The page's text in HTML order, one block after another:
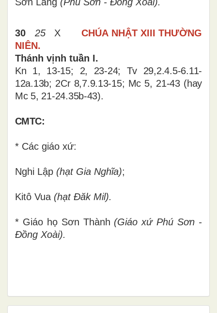
30 25XCHÚA NHẬT XIII THƯỜNG
NIÊN.
Thánh vịnh tuần I.
Kn 1, 13-15;
2, 23-24; Tv 29,2.4.5-6.11-
12a.13b; 2Cr 8,7.9.13-15; Mc 5, 21-43 (hay
Mc 5, 21-24.35b-43).
CMTC:
* Các giáo xứ:
Nghi Lập (hạt Gia Nghĩa);
Kitô Vua (hạt Đăk Mil).
* Giáo họ Sơn Thành (Giáo xứ Phú Sơn -
Đồng Xoài).